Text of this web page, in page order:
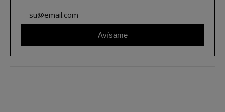
Avísame